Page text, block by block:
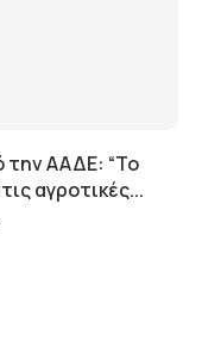
την ΑΑΔΕ: “Το
αγροτικές...